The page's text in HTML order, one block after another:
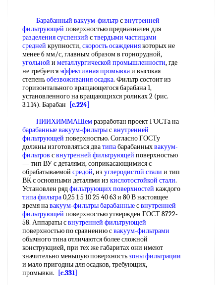
Барабанный вакуум-фильтрсвнутренней
фильтрующей поверхностью предназначен для
разделения суспензий ствердыми частицами
средней крупности,скорость осаждениякоторых не
менее 6 мм/с, главным образом в горнорудной,
угольной и металлургической промышленности, где
не требуетсяэффективная промывкаи высокая
степеньобезвоживания осадка. Фильтр состоит из
горизонтального вращающегося барабана 1,
установленного на вращающихся роликах 2 (рис.
3.1.14). Барабан
[c.224]
НИИХИММАШемразработан проект ГОСТа на
барабанные вакуум-фильтрысвнутренней
фильтрующей поверхностью. Согласно ГОСТу
должны изготовляться дватипабарабаиныхвакуум-
фильтров свнутренней фильтрующей поверхностью
— тип ВУ с деталями, соприкасающимися с
обрабатываемой средой, из углеродистой стали и тип
ВК с основными деталями из кислотостойкой стали.
Установлен рядфильтрующих поверхностей каждого
типа фильтра0,25 1 5 10 25 40 63 и 80 В настоящее
время навакуум-фильтры барабанныесвнутренней
фильтрующей поверхностью утвержден ГОСТ 8722-
58. Аппараты свнутренней фильтрующей
поверхностью по сравнению свакуум-фильтрами
обычного тина отличаются более сложной
конструкцией, при тех же габаритах они имеют
значительно меньшую поверхностьзоны фильтрации
и мало пригодны для осадков, требующих,
промывки.
[c.331]